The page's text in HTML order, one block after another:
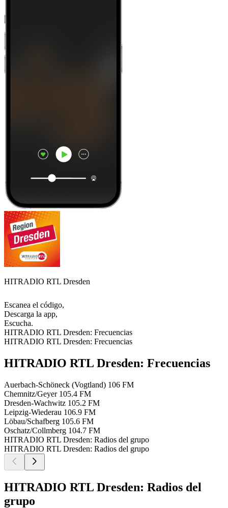
HITRADIO RTL Dresden
Escanea el código,
Descarga la app,
Escucha.
HITRADIO RTL Dresden: Frecuencias
HITRADIO RTL Dresden: Frecuencias
HITRADIO RTL Dresden: Frecuencias
Auerbach-Schöneck (Vogtland) 106 FM
Chemnitz/Geyer 105.4 FM
Dresden-Wachwitz 105.2 FM
Leipzig-Wiederau 106.9 FM
Löbau/Schafberg 105.6 FM
Oschatz/Collmberg 104.7 FM
HITRADIO RTL Dresden: Radios del grupo
HITRADIO RTL Dresden: Radios del grupo
HITRADIO RTL Dresden: Radios del
grupo